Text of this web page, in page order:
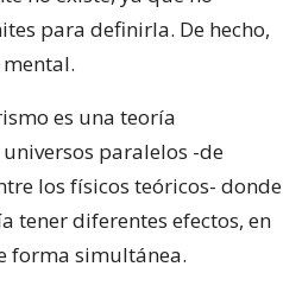
para definirla. De hecho,
es una teoría
paralelos -de
los físicos teóricos- donde
tener diferentes efectos, en
forma simultánea.